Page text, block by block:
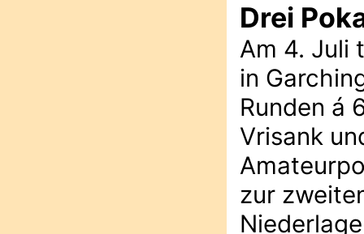
Drei
Am 4. Juli
in
Runden á
Vrisank
zur